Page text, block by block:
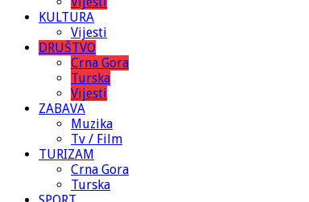
KULTURA
Vijesti
DRUŠTVO
Crna Gora
Turska
Vijesti
ZABAVA
Muzika
Tv / Film
TURIZAM
Crna Gora
Turska